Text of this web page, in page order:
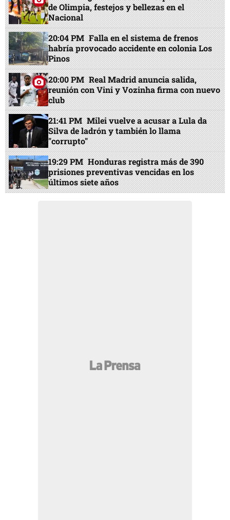
de Olimpia, festejos y bellezas en el
Nacional
20:04 PM Falla en el sistema de frenos
habría provocado accidente en colonia Los
Pinos
20:00 PM Real Madrid anuncia salida,
reunión con Vini y Vozinha firma con nuevo
club
21:41 PM Milei vuelve a acusar a Lula da
Silva de ladrón y también lo llama
"corrupto"
19:29 PM Honduras registra más de 390
prisiones preventivas vencidas en los
últimos siete años